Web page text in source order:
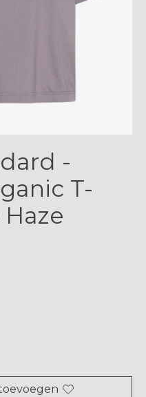
-
T-
is